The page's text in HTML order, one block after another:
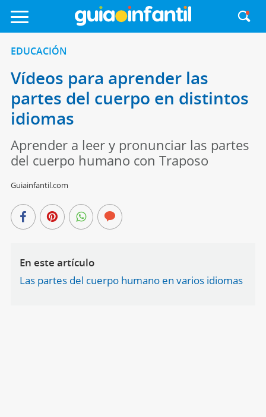
EDUCACIÓN
Vídeos para aprender las
partes del cuerpo en distintos
idiomas
Aprender a leer y pronunciar las partes
del cuerpo humano con Traposo
Guiainfantil.com
En este artículo
Las partes del cuerpo humano en varios idiomas